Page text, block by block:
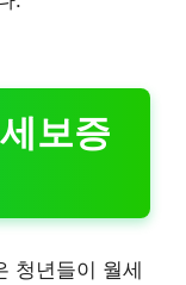
보증
청년들이 월세